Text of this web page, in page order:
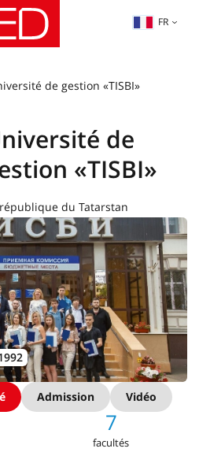
FR
de gestion «TISBI»
de
«TISBI»
du Tatarstan
Admission Vidéo
7
facultés